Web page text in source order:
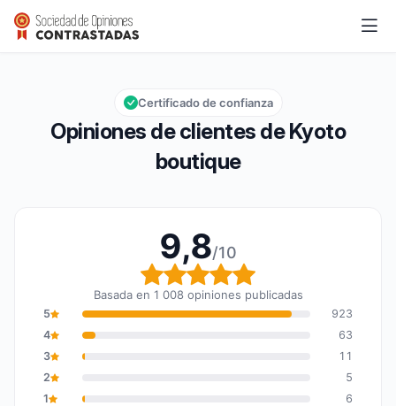
Kyoto boutique
Calificación global: 9,8 de 10
9,8/10
Opiniones de clientes de Kyoto
boutique
Certificado de confianza
9,8/10
Calificación global: 9,8
Basada en 1 008 opiniones publicadas
5
923
4
63
3
11
2
5
1
6